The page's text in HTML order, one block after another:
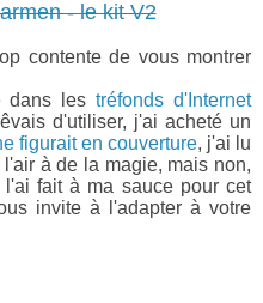
- le kit V2
contente de vous montrer
dans lestréfonds d'Internet
d'utiliser, j'ai acheté un
figurait en couverture, j'ai lu
à de la magie, mais non,
fait à ma sauce pour cet
invite à l'adapter à votre